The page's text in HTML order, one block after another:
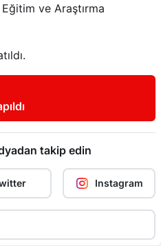
ve Araştırma
takip edin
Instagram